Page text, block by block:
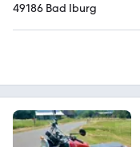
49186 Bad Iburg